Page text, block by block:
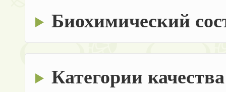
Биохимический
Категории качества